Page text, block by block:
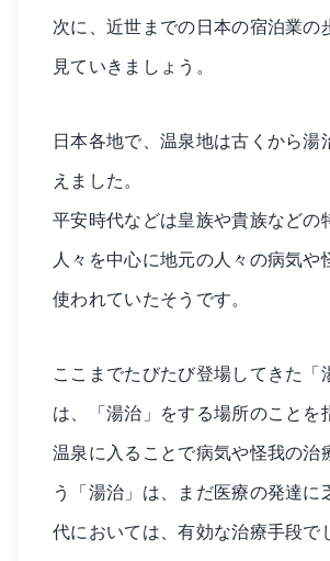
次に、近世までの日本の宿泊業の
見ていきましょう。
日本各地で、温泉地は古くから湯
えました。
平安時代などは皇族や貴族などの
人々を中心に地元の人々の病気や
使われていたそうです。
ここまでたびたび登場してきた「
は、「湯治」をする場所のことを
温泉に入ることで病気や怪我の治
う「湯治」は、まだ医療の発達に
代においては、有効な治療手段で